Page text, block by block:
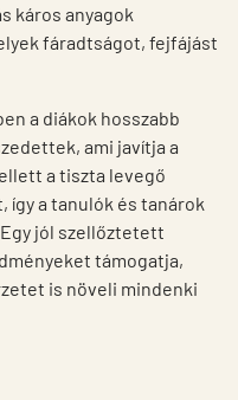
káros anyagok
fáradtságot, fejfájást
a diákok hosszabb
ami javítja a
a tiszta levegő
a tanulók és tanárok
jól szellőztetett
támogatja,
is növeli mindenki